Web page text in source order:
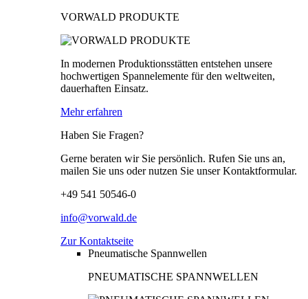
VORWALD PRODUKTE
In modernen Produktionsstätten entstehen unsere
hochwertigen Spannelemente für den weltweiten,
dauerhaften Einsatz.
Mehr erfahren
Haben Sie Fragen?
Gerne beraten wir Sie persönlich. Rufen Sie uns an,
mailen Sie uns oder nutzen Sie unser Kontaktformular.
+49 541 50546-0
info@vorwald.de
Zur Kontaktseite
Pneumatische Spannwellen
PNEUMATISCHE SPANNWELLEN